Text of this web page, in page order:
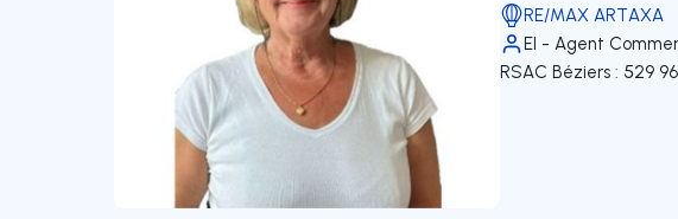
RE/MAX ARTAXA
EI - Agent
RSAC Béziers : 529